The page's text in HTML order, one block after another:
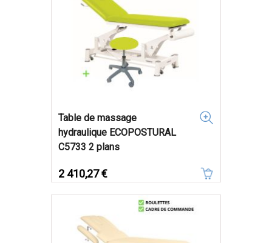
Table de massage
hydraulique ECOPOSTURAL
C5733 2 plans
Prix
2 410,27 €